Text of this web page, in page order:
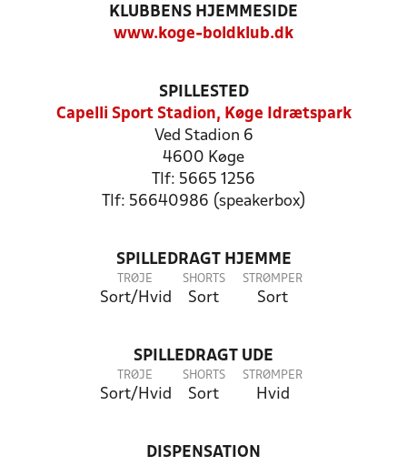
KLUBBENS HJEMMESIDE
www.koge-boldklub.dk
SPILLESTED
Capelli Sport Stadion, Køge Idrætspark
Ved Stadion 6
4600 Køge
Tlf: 5665 1256
Tlf: 56640986 (speakerbox)
SPILLEDRAGT HJEMME
TRØJE
Sort/Hvid
SHORTS
Sort
STRØMPER
Sort
SPILLEDRAGT UDE
TRØJE
Sort/Hvid
SHORTS
Sort
STRØMPER
Hvid
DISPENSATION